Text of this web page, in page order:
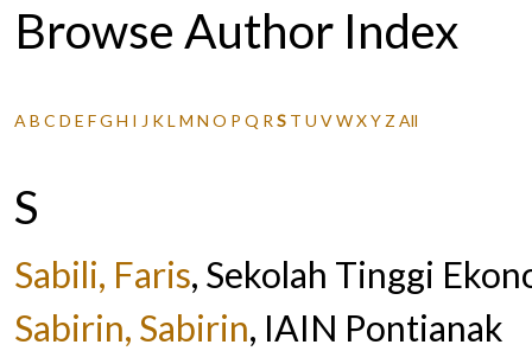
Browse Author Index
A B C D E FG H I J KL M N O P Q R S T U VWXY Z All
S
Sabili, Faris, Sekolah Tinggi
Sabirin, Sabirin, IAIN Pontianak